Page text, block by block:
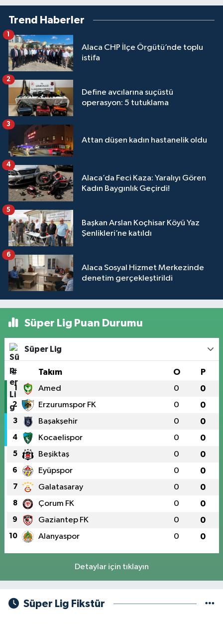
Trend Haberler
Alaca CHP İlçe Örgütü’nde toplu
istifa
1
Define avcılarına suçüstü
operasyon: 5 tutuklama
2
Attan düşen kadın hastanelik oldu
3
Alaca’da Feci Kaza: Yaralıyı Gören
Kadın Baygınlık Geçirdi!
4
Başkan Arslan Koçhisar Köyü Yaz
Şenlikleri’ne katıldı
5
Alaca Sosyal Hizmet Merkezinde
denetim gerçekleştirildi
6
Süper Lig Puan Durumu
Süper Lig
# Takım O P
1 Amed 0 0
2 Erzurumspor FK 0 0
3 Başakşehir 0 0
4 Kocaelispor 0 0
5 Beşiktaş 0 0
6 Eyüpspor 0 0
7 Galatasaray 0 0
8 Çorum FK 0 0
9 Gaziantep FK 0 0
10 Alanyaspor 0 0
Detaylar için tıklayın
Süper Lig Fikstür